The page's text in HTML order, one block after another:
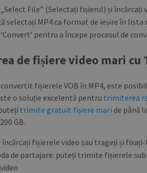
File” (Selectați fișierul) și încărcați
selectați MP4 ca format de ieșire în
‘Convert’ pentru a începe procesul de
de fișiere video mari cu
convertit fișierele VOB în MP4, este
o soluție excelentă pentru trimiterea
trimite gratuit fișiere mari de până
GB.
încărcați fișierele video sau trageți și
de partajare: puteți trimite fișierele